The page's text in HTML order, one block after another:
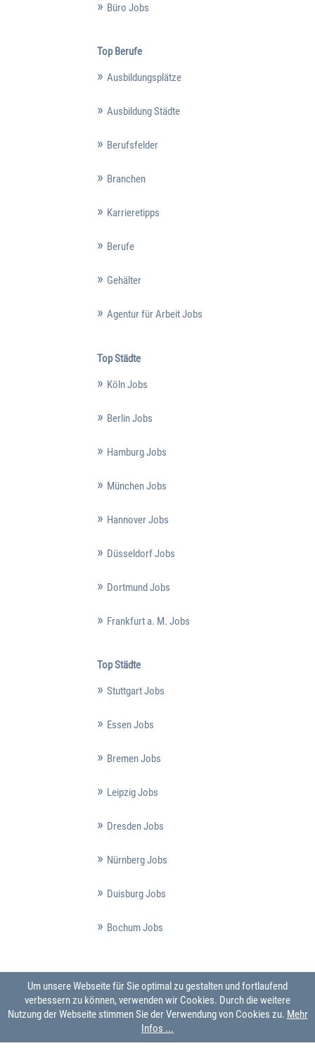
Büro Jobs
Top Berufe
Ausbildungsplätze
Ausbildung Städte
Berufsfelder
Branchen
Karrieretipps
Berufe
Gehälter
Agentur für Arbeit Jobs
Top Städte
Köln Jobs
Berlin Jobs
Hamburg Jobs
München Jobs
Hannover Jobs
Düsseldorf Jobs
Dortmund Jobs
Frankfurt a. M. Jobs
Top Städte
Stuttgart Jobs
Essen Jobs
Bremen Jobs
Leipzig Jobs
Dresden Jobs
Nürnberg Jobs
Duisburg Jobs
Bochum Jobs
Um unsere Webseite für Sie optimal zu gestalten und fortlaufend
verbessern zu können, verwenden wir Cookies. Durch die weitere
Nutzung der Webseite stimmen Sie der Verwendung von Cookies zu. Mehr
Infos ...